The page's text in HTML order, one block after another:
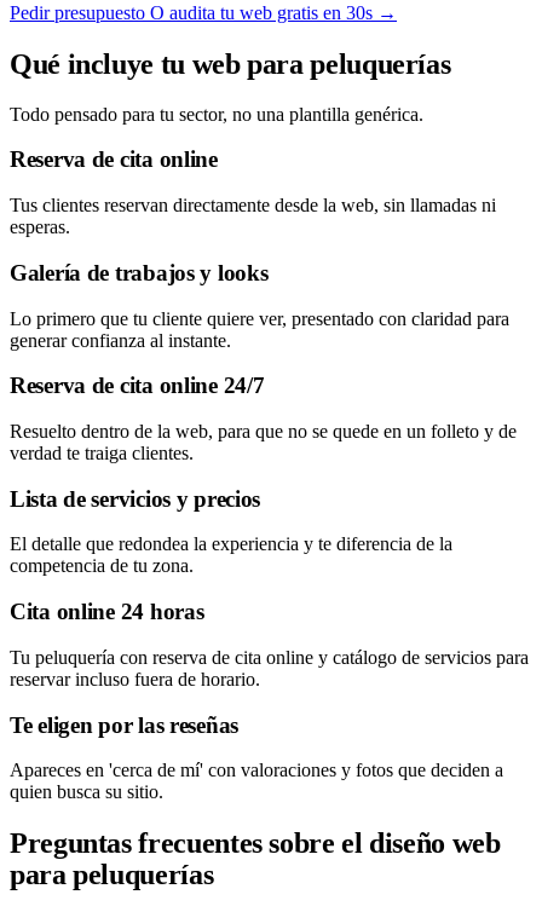
Pedir presupuesto O audita tu web gratis en 30s →
Qué incluye tu web para peluquerías
Todo pensado para tu sector, no una plantilla genérica.
Reserva de cita online
Tus clientes reservan directamente desde la web, sin llamadas ni
esperas.
Galería de trabajos y looks
Lo primero que tu cliente quiere ver, presentado con claridad para
generar confianza al instante.
Reserva de cita online 24/7
Resuelto dentro de la web, para que no se quede en un folleto y de
verdad te traiga clientes.
Lista de servicios y precios
El detalle que redondea la experiencia y te diferencia de la
competencia de tu zona.
Cita online 24 horas
Tu peluquería con reserva de cita online y catálogo de servicios para
reservar incluso fuera de horario.
Te eligen por las reseñas
Apareces en 'cerca de mí' con valoraciones y fotos que deciden a
quien busca su sitio.
Preguntas frecuentes sobre el diseño web
para peluquerías